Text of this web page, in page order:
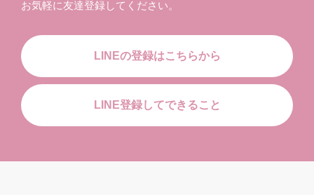
お気軽に友達登録してください。
LINEの登録はこちらから
LINE登録してできること